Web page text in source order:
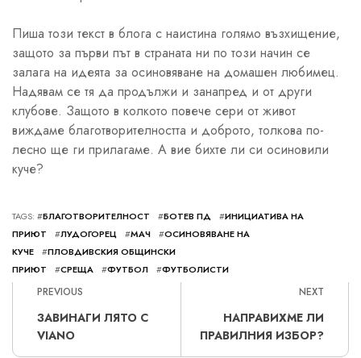
Пиша този текст в блога с наистина голямо възхищение,
защото за първи път в страната ни по този начин се
залага на идеята за осиновяване на домашен любимец.
Надявам се тя да продължи и занапред и от други
клубове. Защото в колкото повече сери от живот
виждаме благотворителността и доброто, толкова по-
лесно ще ги прилагаме. А вие бихте ли си осиновили
куче?
TAGS: #БЛАГОТВОРИТЕЛНОСТ #БОТЕВ ПД #ИНИЦИАТИВА НА
ПРИЮТ
#ЛУДОГОРЕЦ #МАЧ #ОСИНОВЯВАНЕ НА
КУЧЕ
#ПЛОВДИВСКИЯ ОБЩИНСКИ
ПРИЮТ
#СРЕЩА #ФУТБОЛ #ФУТБОЛИСТИ
PREVIOUS
ЗАВИНАГИ ЛЯТО С
VIANO
NEXT
НАПРАВИХМЕ ЛИ
ПРАВИЛНИЯ ИЗБОР?